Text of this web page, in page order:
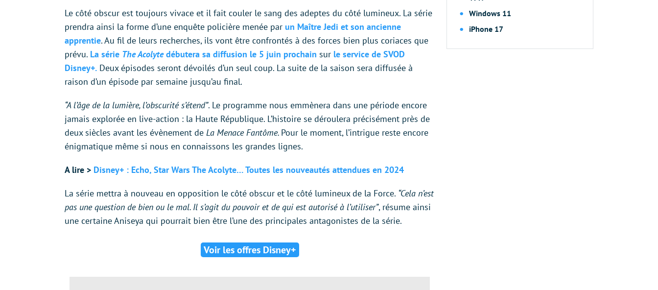
Le côté obscur est toujours vivace et il fait couler le sang des adeptes du côté lumineux. La série
prendra ainsi la forme d’une enquête policière menée par un Maître Jedi et son ancienne
apprentie. Au fil de leurs recherches, ils vont être confrontés à des forces bien plus coriaces que
prévu. La série The Acolytedébutera sa diffusion le 5 juin prochain sur le service de SVOD
Disney+. Deux épisodes seront dévoilés d’un seul coup. La suite de la saison sera diffusée à
raison d’un épisode par semaine jusqu’au final.
“A l’âge de la lumière, l’obscurité s’étend”. Le programme nous emmènera dans une période encore
jamais explorée en live-action : la Haute République. L’histoire se déroulera précisément près de
deux siècles avant les évènement de La Menace Fantôme. Pour le moment, l’intrigue reste encore
énigmatique même si nous en connaissons les grandes lignes.
A lire > Disney+ : Echo, Star Wars The Acolyte… Toutes les nouveautés attendues en 2024
La série mettra à nouveau en opposition le côté obscur et le côté lumineux de la Force. “Cela n’est
pas une question de bien ou le mal. Il s’agit du pouvoir et de qui est autorisé à l’utiliser”, résume ainsi
une certaine Aniseya qui pourrait bien être l’une des principales antagonistes de la série.
Voir les offres Disney+
Windows 11
iPhone 17